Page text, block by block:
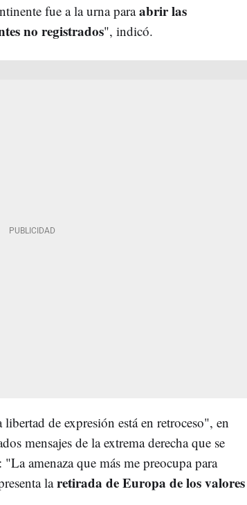
fue a la urna paraabrir las
no registrados", indicó.
de expresión está en retroceso", en
mensajes de la extrema derecha que se
amenaza que más me preocupa para
laretirada de Europa de los valores